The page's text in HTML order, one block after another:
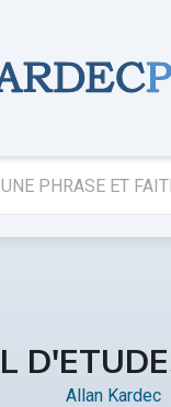
Allan Kardec